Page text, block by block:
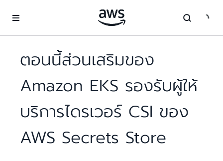
ตอนนี้ส่วนเสริมของ
Amazon EKS รองรับผู้ให้
บริการไดรเวอร์ CSI ของ
AWS Secrets Store